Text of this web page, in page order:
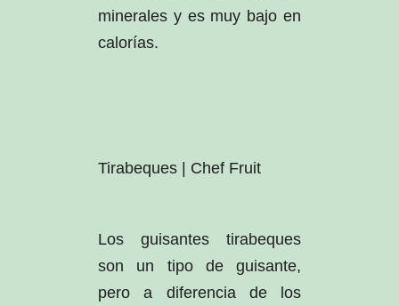
minerales y es muy bajo en
calorías.
Tirabeques | Chef Fruit
Los guisantes tirabeques
son un tipo de guisante,
pero a diferencia de los